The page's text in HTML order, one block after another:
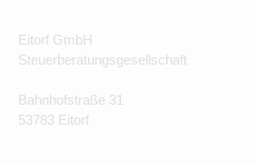
Eitorf GmbH
Steuerberatungsgesellschaft
Bahnhofstraße 31
53783 Eitorf